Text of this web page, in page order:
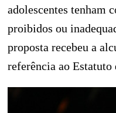
adolescentes tenham
proibidos ou
proposta recebeu a
referência ao Estatuto